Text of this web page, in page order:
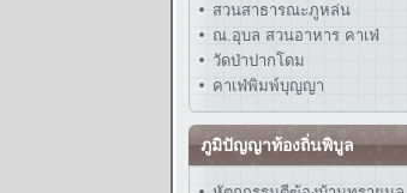
สวนสาธารณะภูหล่น
ณ.อุบล สวนอาหาร คาเฟ่
วัดป่าปากโดม
คาเฟ่พิมพ์บุญญา
ภูมิปัญญาท้องถิ่นพิบูล